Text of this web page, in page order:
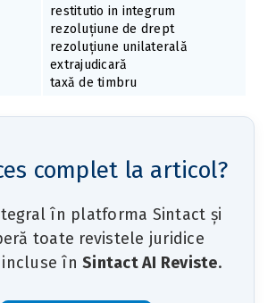
restitutio in integrum
rezoluțiune de drept
rezoluțiune unilaterală
extrajudicară
taxă de timbru
complet la articol?
în platforma Sintact și
toate revistele juridice
în Sintact AI Reviste.